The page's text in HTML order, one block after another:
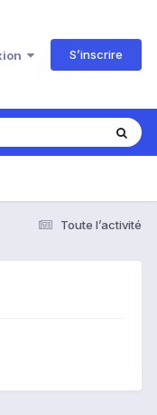
S’inscrire
Toute l’activité